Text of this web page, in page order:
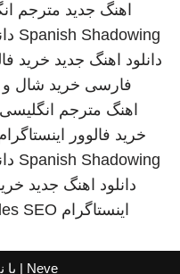
اهنگ جدید مترجم
Spanish Shadowing
دانلود اهنگ جدید خرید
فارسی خرید شال
اهنگ مترجم
خرید فالوور
Spanish Shadowing
دانلود اهنگ جدید
اینستاگرام SEO
Neve | با